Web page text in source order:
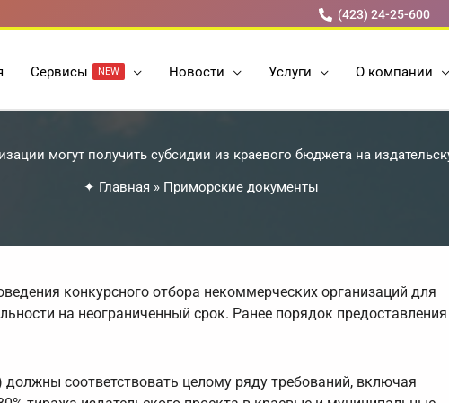
(423) 24-25-600
Cервисы NEW Новости Услуги О компании
могут получить субсидии из краевого бюджета на
✦ Главная » Приморские документы
конкурсного отбора некоммерческих организаций для
на неограниченный срок. Ранее порядок предоставления
соответствовать целому ряду требований, включая